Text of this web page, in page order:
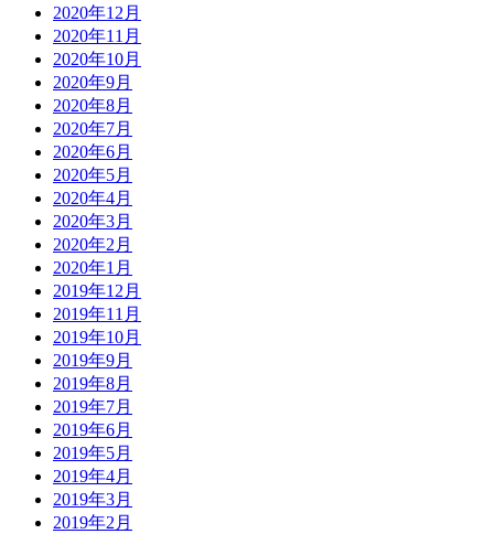
2020年12月
2020年11月
2020年10月
2020年9月
2020年8月
2020年7月
2020年6月
2020年5月
2020年4月
2020年3月
2020年2月
2020年1月
2019年12月
2019年11月
2019年10月
2019年9月
2019年8月
2019年7月
2019年6月
2019年5月
2019年4月
2019年3月
2019年2月